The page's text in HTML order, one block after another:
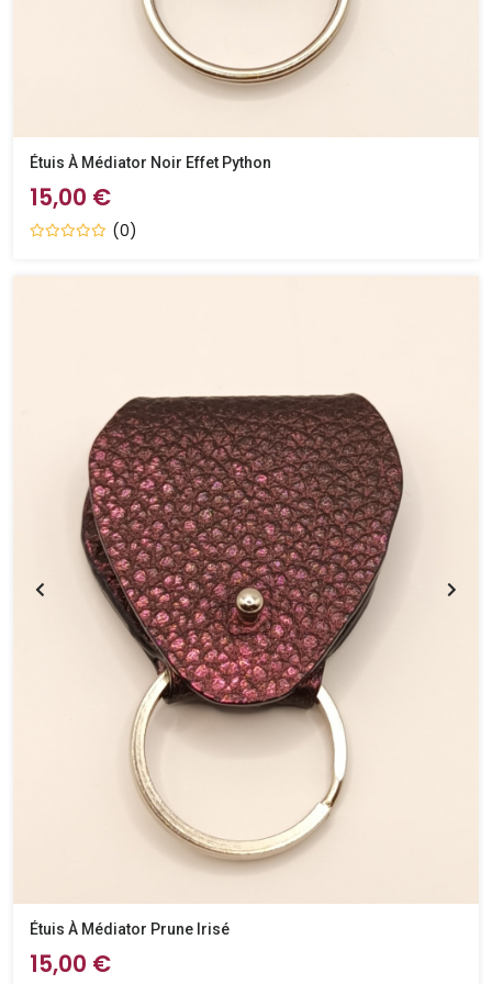
Étuis À Médiator Noir Effet Python
15,00 €
(0)
Étuis À Médiator Prune Irisé
15,00 €